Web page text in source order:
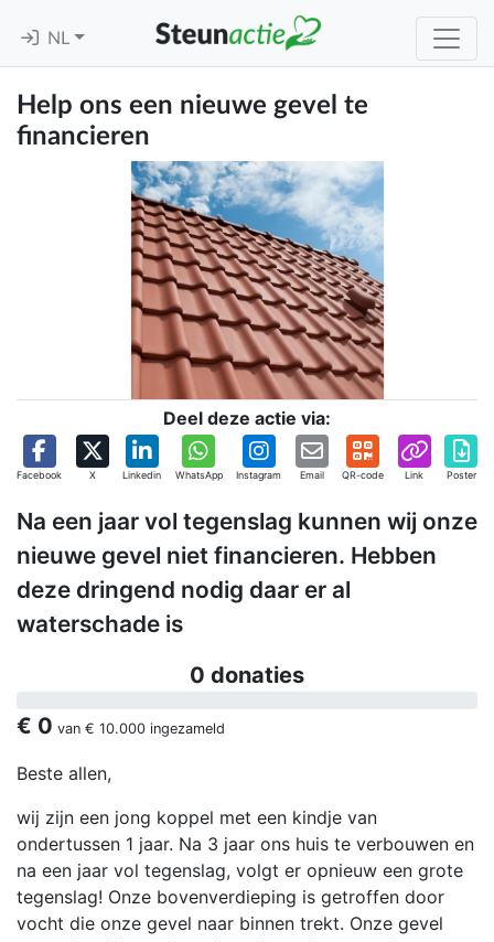
NL
Help ons een nieuwe gevel te
financieren
Deel deze actie via:
Facebook X Linkedin WhatsApp Instagram Email QR-code Link Poster
Na een jaar vol tegenslag kunnen wij onze
nieuwe gevel niet financieren. Hebben
deze dringend nodig daar er al
waterschade is
0 donaties
€ 0 van € 10.000 ingezameld
Beste allen,
wij zijn een jong koppel met een kindje van
ondertussen 1 jaar. Na 3 jaar ons huis te verbouwen en
na een jaar vol tegenslag, volgt er opnieuw een grote
tegenslag! Onze bovenverdieping is getroffen door
vocht die onze gevel naar binnen trekt. Onze gevel